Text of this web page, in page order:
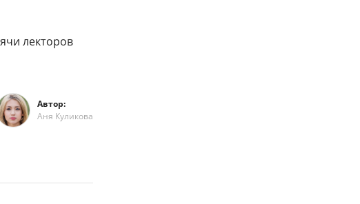
лекторов
Автор:
Аня Куликова